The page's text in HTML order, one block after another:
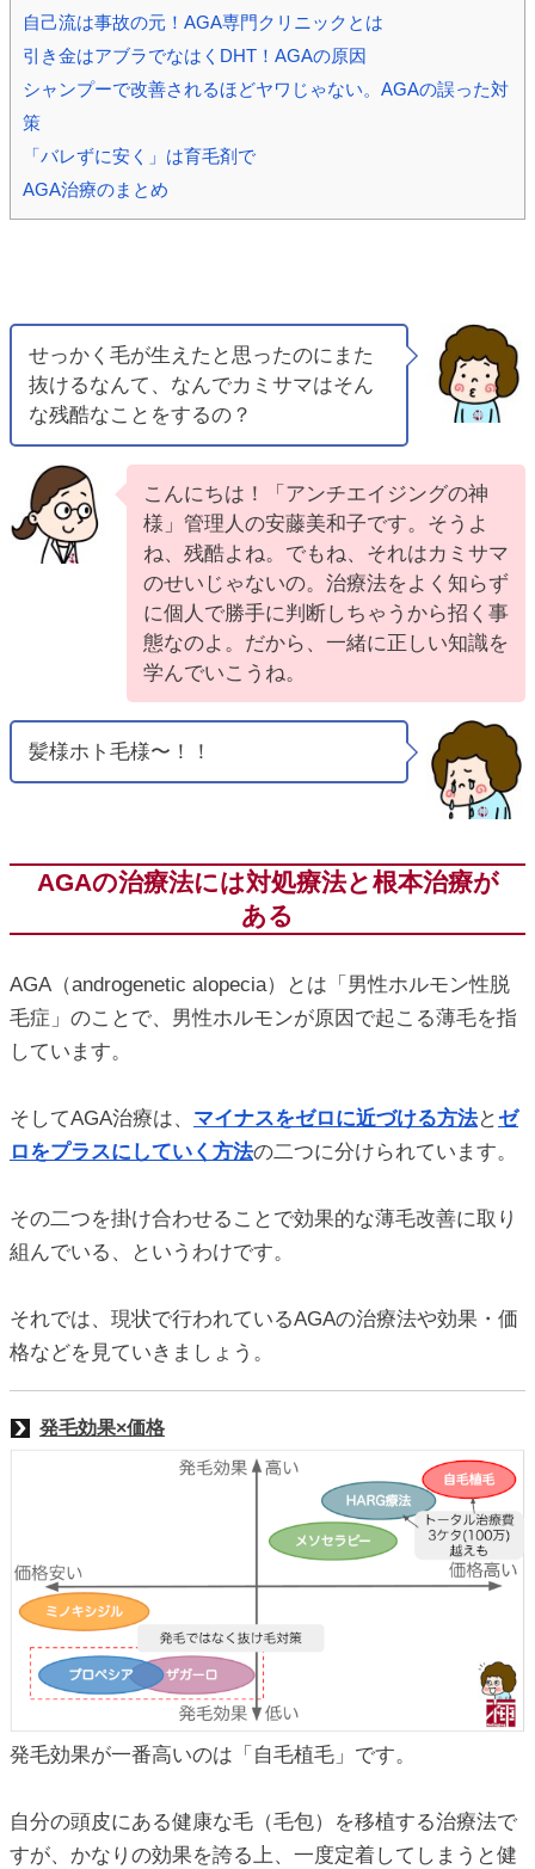
自己流は事故の元！AGA専門クリニックとは
引き金はアブラでなはくDHT！AGAの原因
シャンプーで改善されるほどヤワじゃない。AGAの誤った対
策
「バレずに安く」は育毛剤で
AGA治療のまとめ
せっかく毛が生えたと思ったのにまた
抜けるなんて、なんでカミサマはそん
な残酷なことをするの？
こんにちは！「アンチエイジングの神
様」管理人の安藤美和子です。そうよ
ね、残酷よね。でもね、それはカミサマ
のせいじゃないの。治療法をよく知らず
に個人で勝手に判断しちゃうから招く事
態なのよ。だから、一緒に正しい知識を
学んでいこうね。
髪様ホト毛様〜！！
AGAの治療法には対処療法と根本治療が
ある
AGA（androgenetic alopecia）とは「男性ホルモン性脱
毛症」のことで、男性ホルモンが原因で起こる薄毛を指
しています。
そしてAGA治療は、 マイナスをゼロに近づける方法と ゼ
ロをプラスにしていく方法の二つに分けられています。
その二つを掛け合わせることで効果的な薄毛改善に取り
組んでいる、というわけです。
それでは、現状で行われているAGAの治療法や効果・価
格などを見ていきましょう。
発毛効果×価格
発毛効果が一番高いのは「自毛植毛」です。
自分の頭皮にある健康な毛（毛包）を移植する治療法で
すが、かなりの効果を誇る上、一度定着してしまうと健